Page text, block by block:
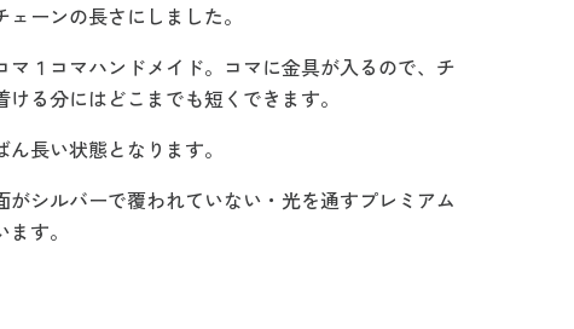
ーンの長さにしました。
１コマハンドメイド。コマに金具が入るので、チ
ける分にはどこまでも短くできます。
長い状態となります。
シルバーで覆われていない・光を通すプレミアム
す。